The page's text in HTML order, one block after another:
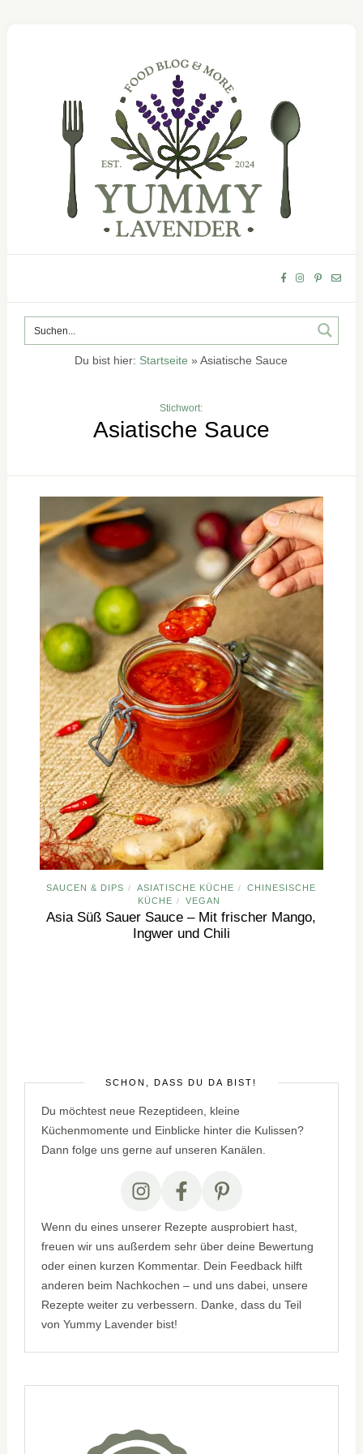
Du bist hier: Startseite »Asiatische Sauce
Stichwort:
Asiatische Sauce
SAUCEN & DIPS / ASIATISCHE KÜCHE /
CHINESISCHE
KÜCHE / VEGAN
Asia Süß Sauer Sauce – Mit frischer Mango,
Ingwer und Chili
SCHÖN, DASS DU DA BIST!
Du möchtest neue Rezeptideen, kleine
Küchenmomente und Einblicke hinter die Kulissen?
Dann folge uns gerne auf unseren Kanälen.
Wenn du eines unserer Rezepte ausprobiert hast,
freuen wir uns außerdem sehr über deine Bewertung
oder einen kurzen Kommentar. Dein Feedback hilft
anderen beim Nachkochen – und uns dabei, unsere
Rezepte weiter zu verbessern. Danke, dass du Teil
von Yummy Lavender bist!